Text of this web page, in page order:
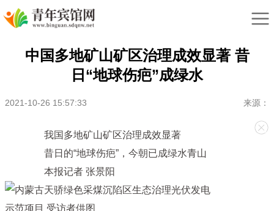
中国多地矿山矿区治理成效显著 昔
日“地球伤疤”成绿水
2021-10-26 15:57:33 来源：
我国多地矿山矿区治理成效显著
昔日的“地球伤疤”，今朝已成绿水青山
本报记者 张景阳